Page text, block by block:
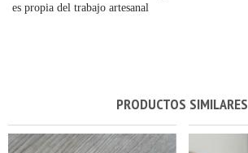
es propia del trabajo artesanal
PRODUCTOS SIMILARES